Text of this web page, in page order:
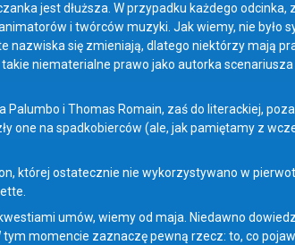
jest dłuższa. W przypadku każdego odcinka,
i twórców muzyki. Jak wiemy, nie było
nazwiska się zmieniają, dlatego niektórzy mają
niematerialne prawo jako autorka
Palumbo i Thomas Romain, zaś do literackiej,
one na spadkobierców (ale, jak pamiętamy z
której ostatecznie nie wykorzystywano w
umów, wiemy od maja. Niedawno
tym momencie zaznaczę pewną rzecz: to, co